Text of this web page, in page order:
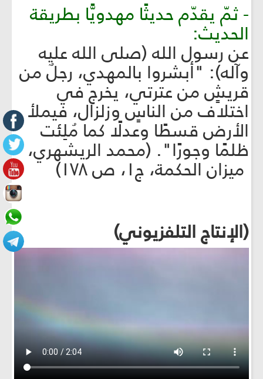
- ثمّ يقدّم حديثًا مهدويًّا بطريقة
الحديث:
عن رسول الله (صلى الله عليه
وآله): "أبشروا بالمهدي، رجلٌ من
قريشٍ من عترتي، يخرج في
اختلاف من الناسٍ وزلزال، فيملأ
الأرض قسطًا وعدلًا كما مُلِئت
ظلمًا وجورًا". (محمد الريشهري،
ميزان الحكمة، ج١، ص ١٧٨)
(الإنتاج التلفزيوني)